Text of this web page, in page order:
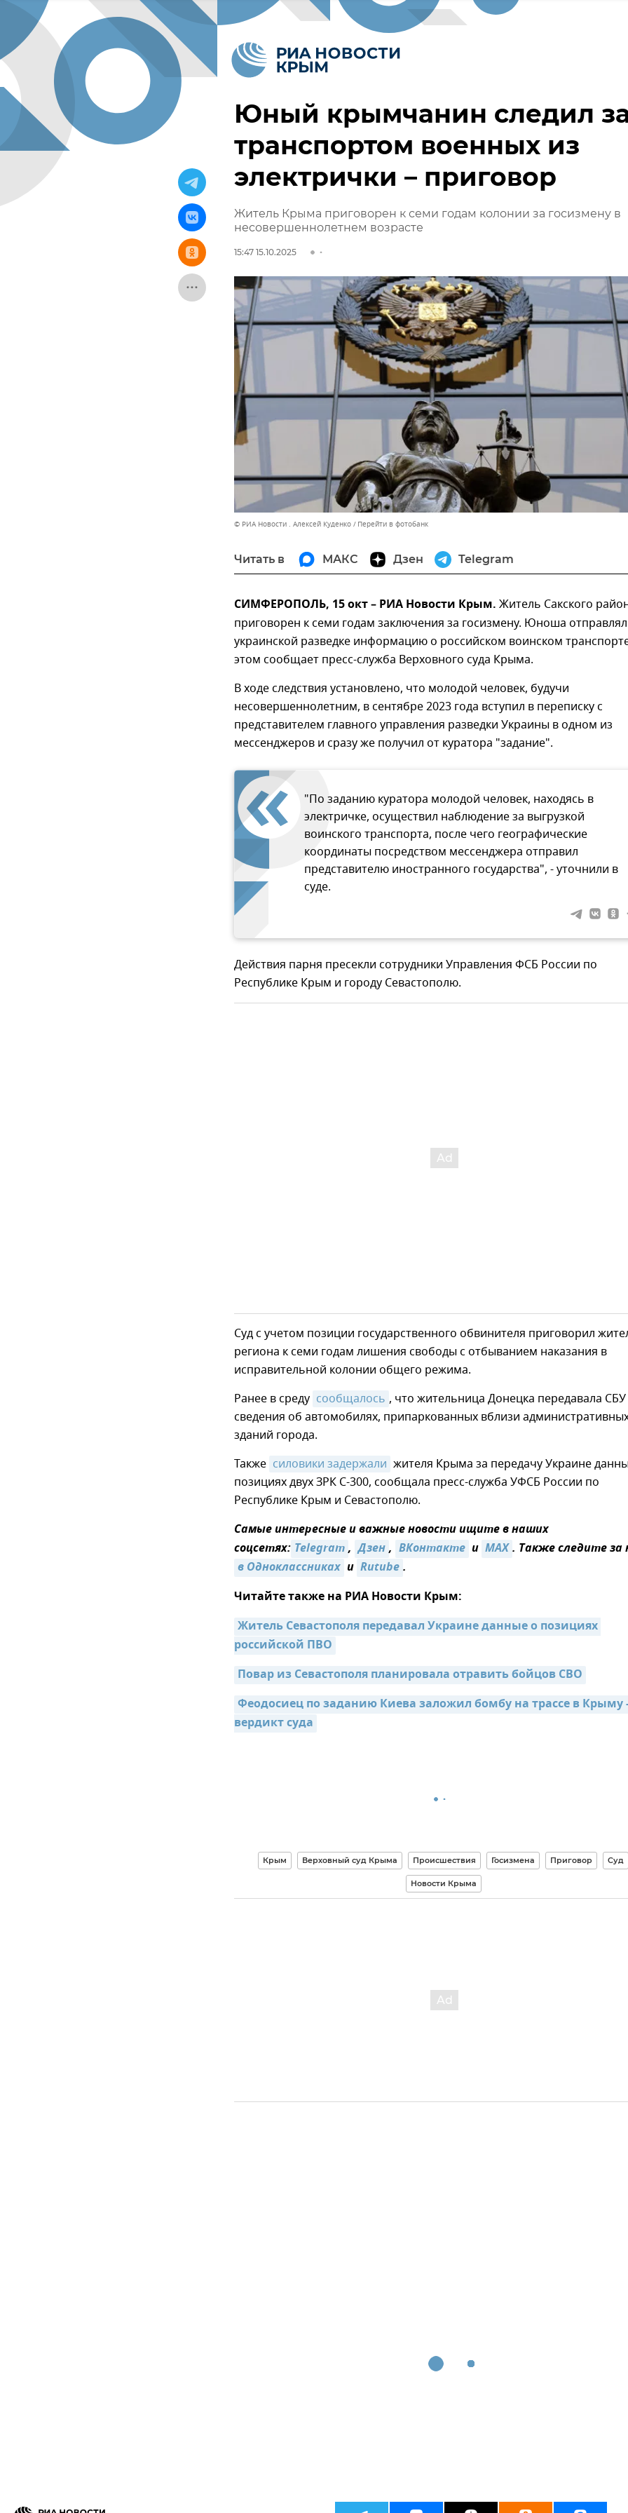
Юный крымчанин следил
транспортом военных из
электрички – приговор
Житель Крыма приговорен к семи годам колонии за госизмену в
несовершеннолетнем возрасте
15:47 15.10.2025
© РИА Новости . Алексей Куденко Перейти в фотобанк
Читать в МАКС Дзен Telegram
СИМФЕРОПОЛЬ, 15 окт – РИА Новости Крым. Житель Сакского
приговорен к семи годам заключения за госизмену. Юноша отправлял
украинской разведке информацию о российском воинском
этом сообщает пресс-служба Верховного суда Крыма.
В ходе следствия установлено, что молодой человек, будучи
несовершеннолетним, в сентябре 2023 года вступил в переписку с
представителем главного управления разведки Украины в одном из
мессенджеров и сразу же получил от куратора "задание".
"По заданию куратора молодой человек, находясь в
электричке, осуществил наблюдение за выгрузкой
воинского транспорта, после чего географические
координаты посредством мессенджера отправил
представителю иностранного государства", - уточнили в
суде.
Действия парня пресекли сотрудники Управления ФСБ России по
Республике Крым и городу Севастополю.
Суд с учетом позиции государственного обвинителя приговорил
региона к семи годам лишения свободы с отбыванием наказания в
исправительной колонии общего режима.
Ранее в среду сообщалось , что жительница Донецка передавала СБУ
сведения об автомобилях, припаркованных вблизи
зданий города.
Также силовики задержали жителя Крыма за передачу Украине
позициях двух ЗРК С-300, сообщала пресс-служба УФСБ России по
Республике Крым и Севастополю.
Самые интересные и важные новости ищите в наших
соцсетях: Telegram, Дзен, ВКонтакте и MAX. Также следите за
в Одноклассниках и Rutube.
Читайте также на РИА Новости Крым:
Житель Севастополя передавал Украине данные о позициях
российской ПВО
Повар из Севастополя планировала отравить бойцов СВО
Феодосиец по заданию Киева заложил бомбу на трассе в Крыму
вердикт суда
Крым Верховный суд Крыма Происшествия Госизмена Приговор Суд
Новости Крыма